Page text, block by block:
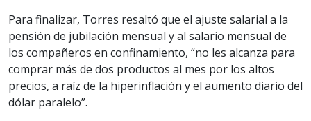
Para finalizar, Torres resaltó que el ajuste salarial a la
pensión de jubilación mensual y al salario mensual de
los compañeros en confinamiento, “no les alcanza para
comprar más de dos productos al mes por los altos
precios, a raíz de la hiperinflación y el aumento diario del
dólar paralelo”.